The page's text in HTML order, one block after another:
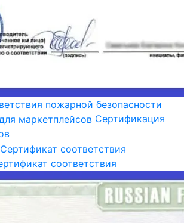
пожарной безопасности
Сертификация
соответствия